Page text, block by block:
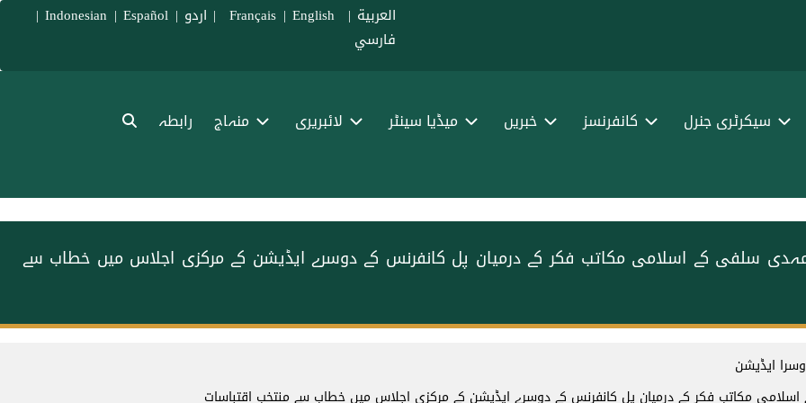
العربية |
Français
| English
| اردو |
Indonesian |Español
|
فارسي
سیکرٹری جنرل کانفرنسز خبریں میڈیا سینٹر لائبریری منہاج رابطہ
سلفی کے اسلامی مکاتب فکر کے درمیان پل کانفرنس کے دوسرے ایڈیشن کے مرکزی اجلاس میں خطاب سے
ایڈیشن
مکاتب فکر کے درمیان پل کانفرنس کے دوسرے ایڈیشن کے مرکزی اجلاس میں خطاب سے منتخب اقتباسات